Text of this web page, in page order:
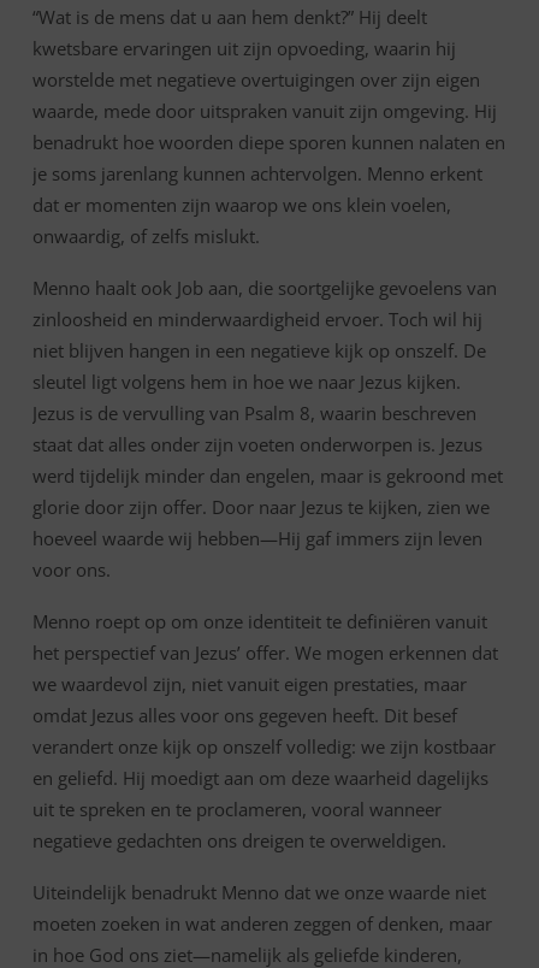
“Wat is de mens dat u aan hem denkt?” Hij deelt
kwetsbare ervaringen uit zijn opvoeding, waarin hij
worstelde met negatieve overtuigingen over zijn eigen
waarde, mede door uitspraken vanuit zijn omgeving. Hij
benadrukt hoe woorden diepe sporen kunnen nalaten en
je soms jarenlang kunnen achtervolgen. Menno erkent
dat er momenten zijn waarop we ons klein voelen,
onwaardig, of zelfs mislukt.
Menno haalt ook Job aan, die soortgelijke gevoelens van
zinloosheid en minderwaardigheid ervoer. Toch wil hij
niet blijven hangen in een negatieve kijk op onszelf. De
sleutel ligt volgens hem in hoe we naar Jezus kijken.
Jezus is de vervulling van Psalm 8, waarin beschreven
staat dat alles onder zijn voeten onderworpen is. Jezus
werd tijdelijk minder dan engelen, maar is gekroond met
glorie door zijn offer. Door naar Jezus te kijken, zien we
hoeveel waarde wij hebben—Hij gaf immers zijn leven
voor ons.
Menno roept op om onze identiteit te definiëren vanuit
het perspectief van Jezus’ offer. We mogen erkennen dat
we waardevol zijn, niet vanuit eigen prestaties, maar
omdat Jezus alles voor ons gegeven heeft. Dit besef
verandert onze kijk op onszelf volledig: we zijn kostbaar
en geliefd. Hij moedigt aan om deze waarheid dagelijks
uit te spreken en te proclameren, vooral wanneer
negatieve gedachten ons dreigen te overweldigen.
Uiteindelijk benadrukt Menno dat we onze waarde niet
moeten zoeken in wat anderen zeggen of denken, maar
in hoe God ons ziet—namelijk als geliefde kinderen,